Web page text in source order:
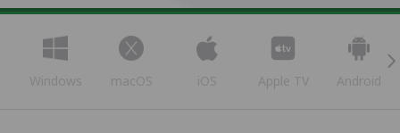
Windows macOS iOS Apple TV Android